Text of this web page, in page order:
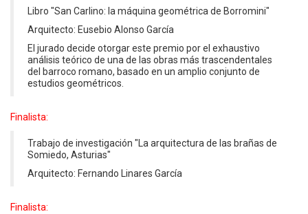
Libro "San Carlino: la máquina geométrica de Borromini"
Arquitecto: Eusebio Alonso García
El jurado decide otorgar este premio por el exhaustivo
análisis teórico de una de las obras más trascendentales
del barroco romano, basado en un amplio conjunto de
estudios geométricos.
Finalista:
Trabajo de investigación "La arquitectura de las brañas de
Somiedo, Asturias"
Arquitecto: Fernando Linares García
Finalista: